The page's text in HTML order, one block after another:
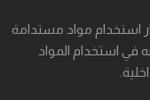
استخدام مواد مستدامة
في استخدام المواد